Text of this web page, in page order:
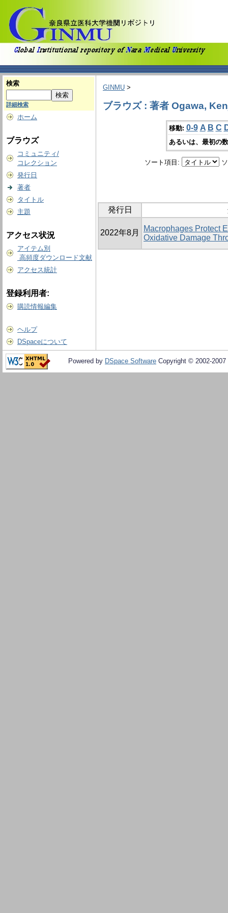
検索
詳細検索
ホーム
ブラウズ
コミュニティ/
コレクション
発行日
著者
タイトル
主題
アクセス状況
アイテム別
高頻度ダウンロード文献
アクセス統計
登録利用者:
購読情報編集
ヘルプ
DSpaceについて
GINMU >
ブラウズ : 著者 Ogawa,
移動: 0-9 A B C
あるいは、最初の
ソート項目:
発行日
2022年8月
Macrophages Protect
Oxidative Damage
Powered by DSpace Software Copyright © 2002-2007